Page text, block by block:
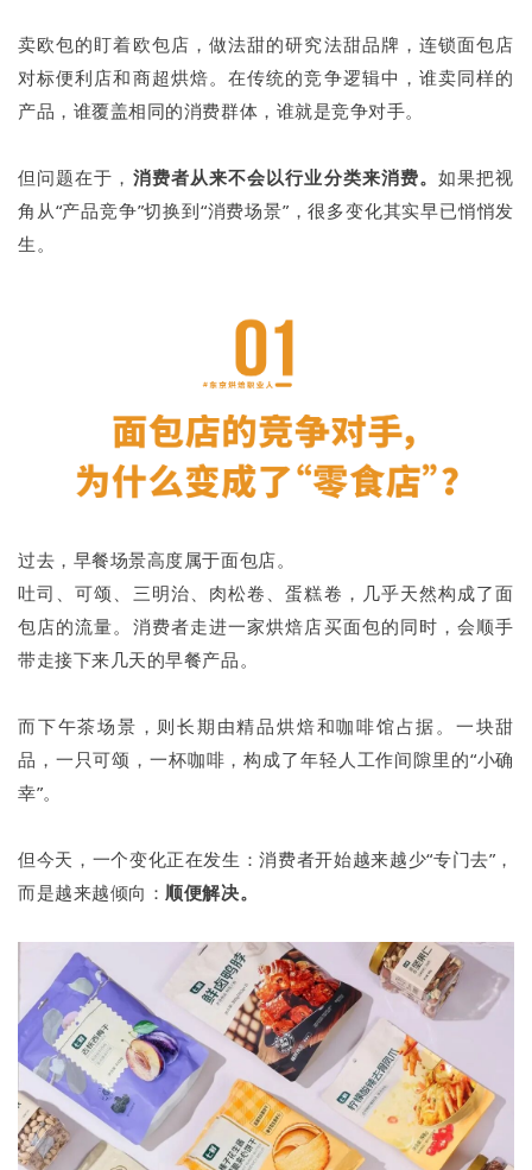
卖欧包的盯着欧包店，做法甜的研究法甜品牌，连锁面包店
对标便利店和商超烘焙。在传统的竞争逻辑中，谁卖同样的
产品，谁覆盖相同的消费群体，谁就是竞争对手。
但问题在于， 消费者从来不会以行业分类来消费。如果把视
角从“产品竞争”切换到“消费场景”，很多变化其实早已悄悄发
生。
过去，早餐场景高度属于面包店。
吐司、可颂、三明治、肉松卷、蛋糕卷，几乎天然构成了面
包店的流量。消费者走进一家烘焙店买面包的同时，会顺手
带走接下来几天的早餐产品。
而下午茶场景，则长期由精品烘焙和咖啡馆占据。一块甜
品，一只可颂，一杯咖啡，构成了年轻人工作间隙里的“小确
幸”。
但今天，一个变化正在发生：消费者开始越来越少“专门去”，
而是越来越倾向： 顺便解决。